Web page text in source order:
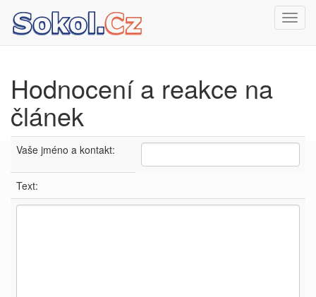
Hodnocení a reakce na
článek
Vaše jméno a kontakt:
Text: